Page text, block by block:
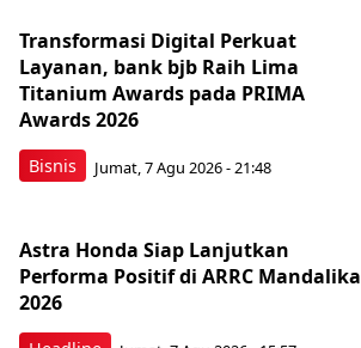
Bisnis
Transformasi Digital Perkuat
Layanan, bank bjb Raih Lima
Titanium Awards pada PRIMA
Awards 2026
Jumat, 7 Agu 2026 - 21:48
Astra Honda Siap Lanjutkan
Performa Positif di ARRC Mandalika
2026